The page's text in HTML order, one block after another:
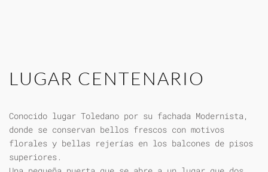
LUGAR CENTENARIO
Conocido lugar Toledano por su fachada Modernista,
donde se conservan bellos frescos con motivos
florales y bellas rejerías en los balcones de pisos
superiores.